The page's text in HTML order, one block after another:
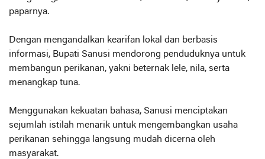
paparnya.
Dengan mengandalkan kearifan lokal dan berbasis
informasi, Bupati Sanusi mendorong penduduknya untuk
membangun perikanan, yakni beternak lele, nila, serta
menangkap tuna.
Menggunakan kekuatan bahasa, Sanusi menciptakan
sejumlah istilah menarik untuk mengembangkan usaha
perikanan sehingga langsung mudah dicerna oleh
masyarakat.